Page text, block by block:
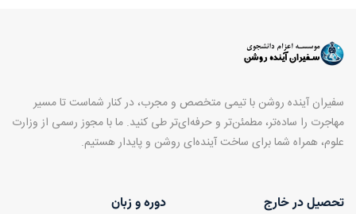
سفیران آینده روشن با تیمی متخصص و مجرب، در کنار شماست تا مسیر
مهاجرت را ساده‌تر، مطمئن‌تر و حرفه‌ای‌تر طی کنید. ما با مجوز رسمی از وزارت
علوم، همراه شما برای ساخت آینده‌ای روشن و پایدار هستیم.
تحصیل در خارج دوره و زبان